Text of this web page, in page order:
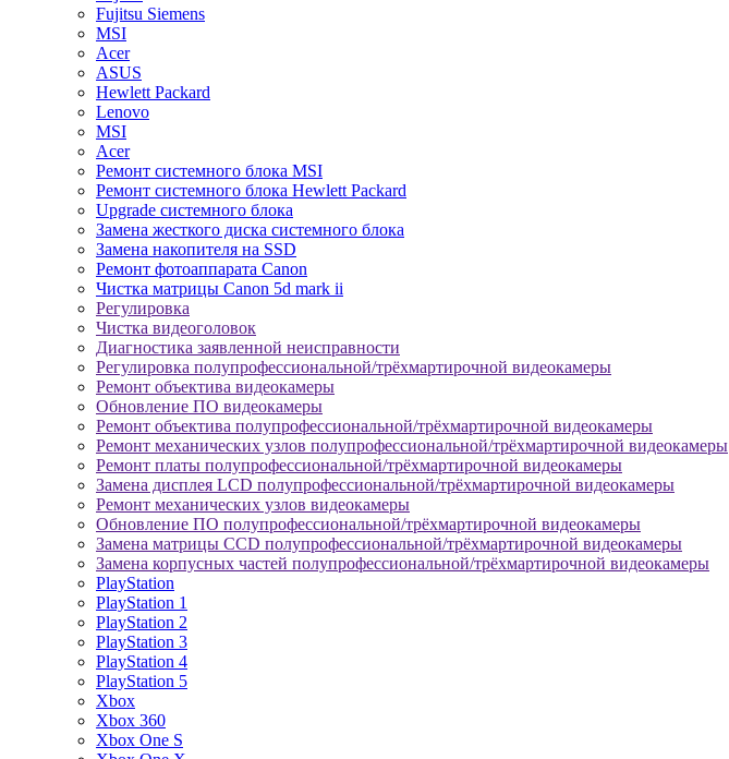
Fujitsu Siemens
MSI
Acer
ASUS
Hewlett Packard
Lenovo
MSI
Acer
Ремонт системного блока MSI
Ремонт системного блока Hewlett Packard
Upgrade системного блока
Замена жесткого диска системного блока
Замена накопителя на SSD
Ремонт фотоаппарата Canon
Чистка матрицы Canon 5d mark ii
Регулировка
Чистка видеоголовок
Диагностика заявленной неисправности
Регулировка полупрофессиональной/трёхмартирочной видеокамеры
Ремонт объектива видеокамеры
Обновление ПО видеокамеры
Ремонт объектива полупрофессиональной/трёхмартирочной видеокамеры
Ремонт механических узлов полупрофессиональной/трёхмартирочной видеокамеры
Ремонт платы полупрофессиональной/трёхмартирочной видеокамеры
Замена дисплея LCD полупрофессиональной/трёхмартирочной видеокамеры
Ремонт механических узлов видеокамеры
Обновление ПО полупрофессиональной/трёхмартирочной видеокамеры
Замена матрицы CCD полупрофессиональной/трёхмартирочной видеокамеры
Замена корпусных частей полупрофессиональной/трёхмартирочной видеокамеры
PlayStation
PlayStation 1
PlayStation 2
PlayStation 3
PlayStation 4
PlayStation 5
Xbox
Xbox 360
Xbox One S